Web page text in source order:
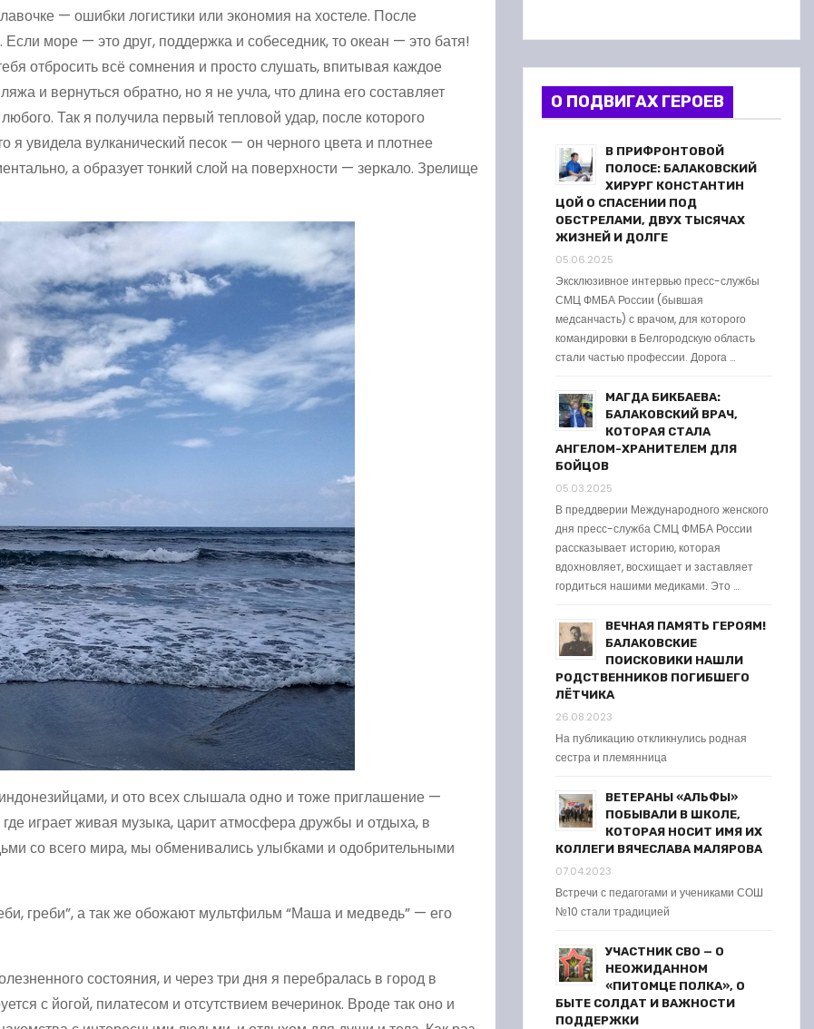
— ошибки логистики или экономия на хостеле. После
море — это друг, поддержка и собеседник, то океан — это батя!
отбросить всё сомнения и просто слушать, впитывая каждое
и вернуться обратно, но я не учла, что длина его составляет
Так я получила первый тепловой удар, после которого
я увидела вулканический песок — он черного цвета и плотнее
а образует тонкий слой на поверхности — зеркало. Зрелище
и ото всех слышала одно и тоже приглашение —
играет живая музыка, царит атмосфера дружбы и отдыха, в
со всего мира, мы обменивались улыбками и одобрительными
греби”, а так же обожают мультфильм “Маша и медведь” — его
состояния, и через три дня я перебралась в город в
с йогой, пилатесом и отсутствием вечеринок. Вроде так оно и
О ПОДВИГАХ ГЕРОЕВ
В ПРИФРОНТОВОЙ
ПОЛОСЕ: БАЛАКОВСКИЙ
ХИРУРГ КОНСТАНТИН
ЦОЙ О СПАСЕНИИ ПОД
ОБСТРЕЛАМИ, ДВУХ ТЫСЯЧАХ
ЖИЗНЕЙ И ДОЛГЕ
05.06.2025
Эксклюзивное интервью пресс-службы
СМЦ ФМБА России (бывшая
медсанчасть) с врачом, для которого
командировки в Белгородскую область
стали частью профессии. Дорога …
МАГДА БИКБАЕВА:
БАЛАКОВСКИЙ ВРАЧ,
КОТОРАЯ СТАЛА
АНГЕЛОМ-ХРАНИТЕЛЕМ ДЛЯ
БОЙЦОВ
05.03.2025
В преддверии Международного женского
дня пресс-служба СМЦ ФМБА России
рассказывает историю, которая
вдохновляет, восхищает и заставляет
гордиться нашими медиками. Это …
ВЕЧНАЯ ПАМЯТЬ ГЕРОЯМ!
БАЛАКОВСКИЕ
ПОИСКОВИКИ НАШЛИ
РОДСТВЕННИКОВ ПОГИБШЕГО
ЛЁТЧИКА
26.08.2023
На публикацию откликнулись родная
сестра и племянница
ВЕТЕРАНЫ «АЛЬФЫ»
ПОБЫВАЛИ В ШКОЛЕ,
КОТОРАЯ НОСИТ ИМЯ ИХ
КОЛЛЕГИ ВЯЧЕСЛАВА МАЛЯРОВА
07.04.2023
Встречи с педагогами и учениками СОШ
№10 стали традицией
УЧАСТНИК СВО — О
НЕОЖИДАННОМ
«ПИТОМЦЕ ПОЛКА», О
БЫТЕ СОЛДАТ И ВАЖНОСТИ
ПОДДЕРЖКИ